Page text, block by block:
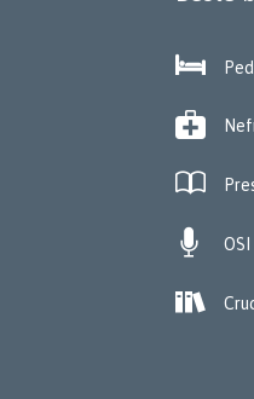




